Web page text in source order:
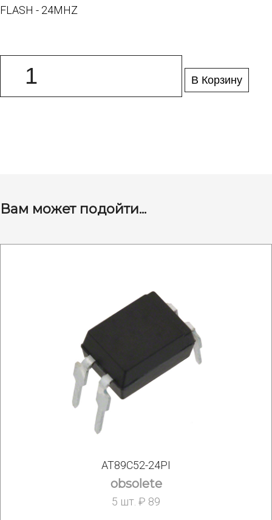
FLASH - 24MHZ
В Корзину
Вам может подойти...
AT89C52-24PI
obsolete
5 шт. ₽ 89